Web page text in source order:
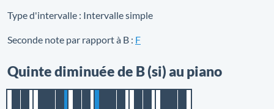
Type d'intervalle : Intervalle simple
Seconde note par rapport à B : F
Quinte diminuée de B (si) au piano